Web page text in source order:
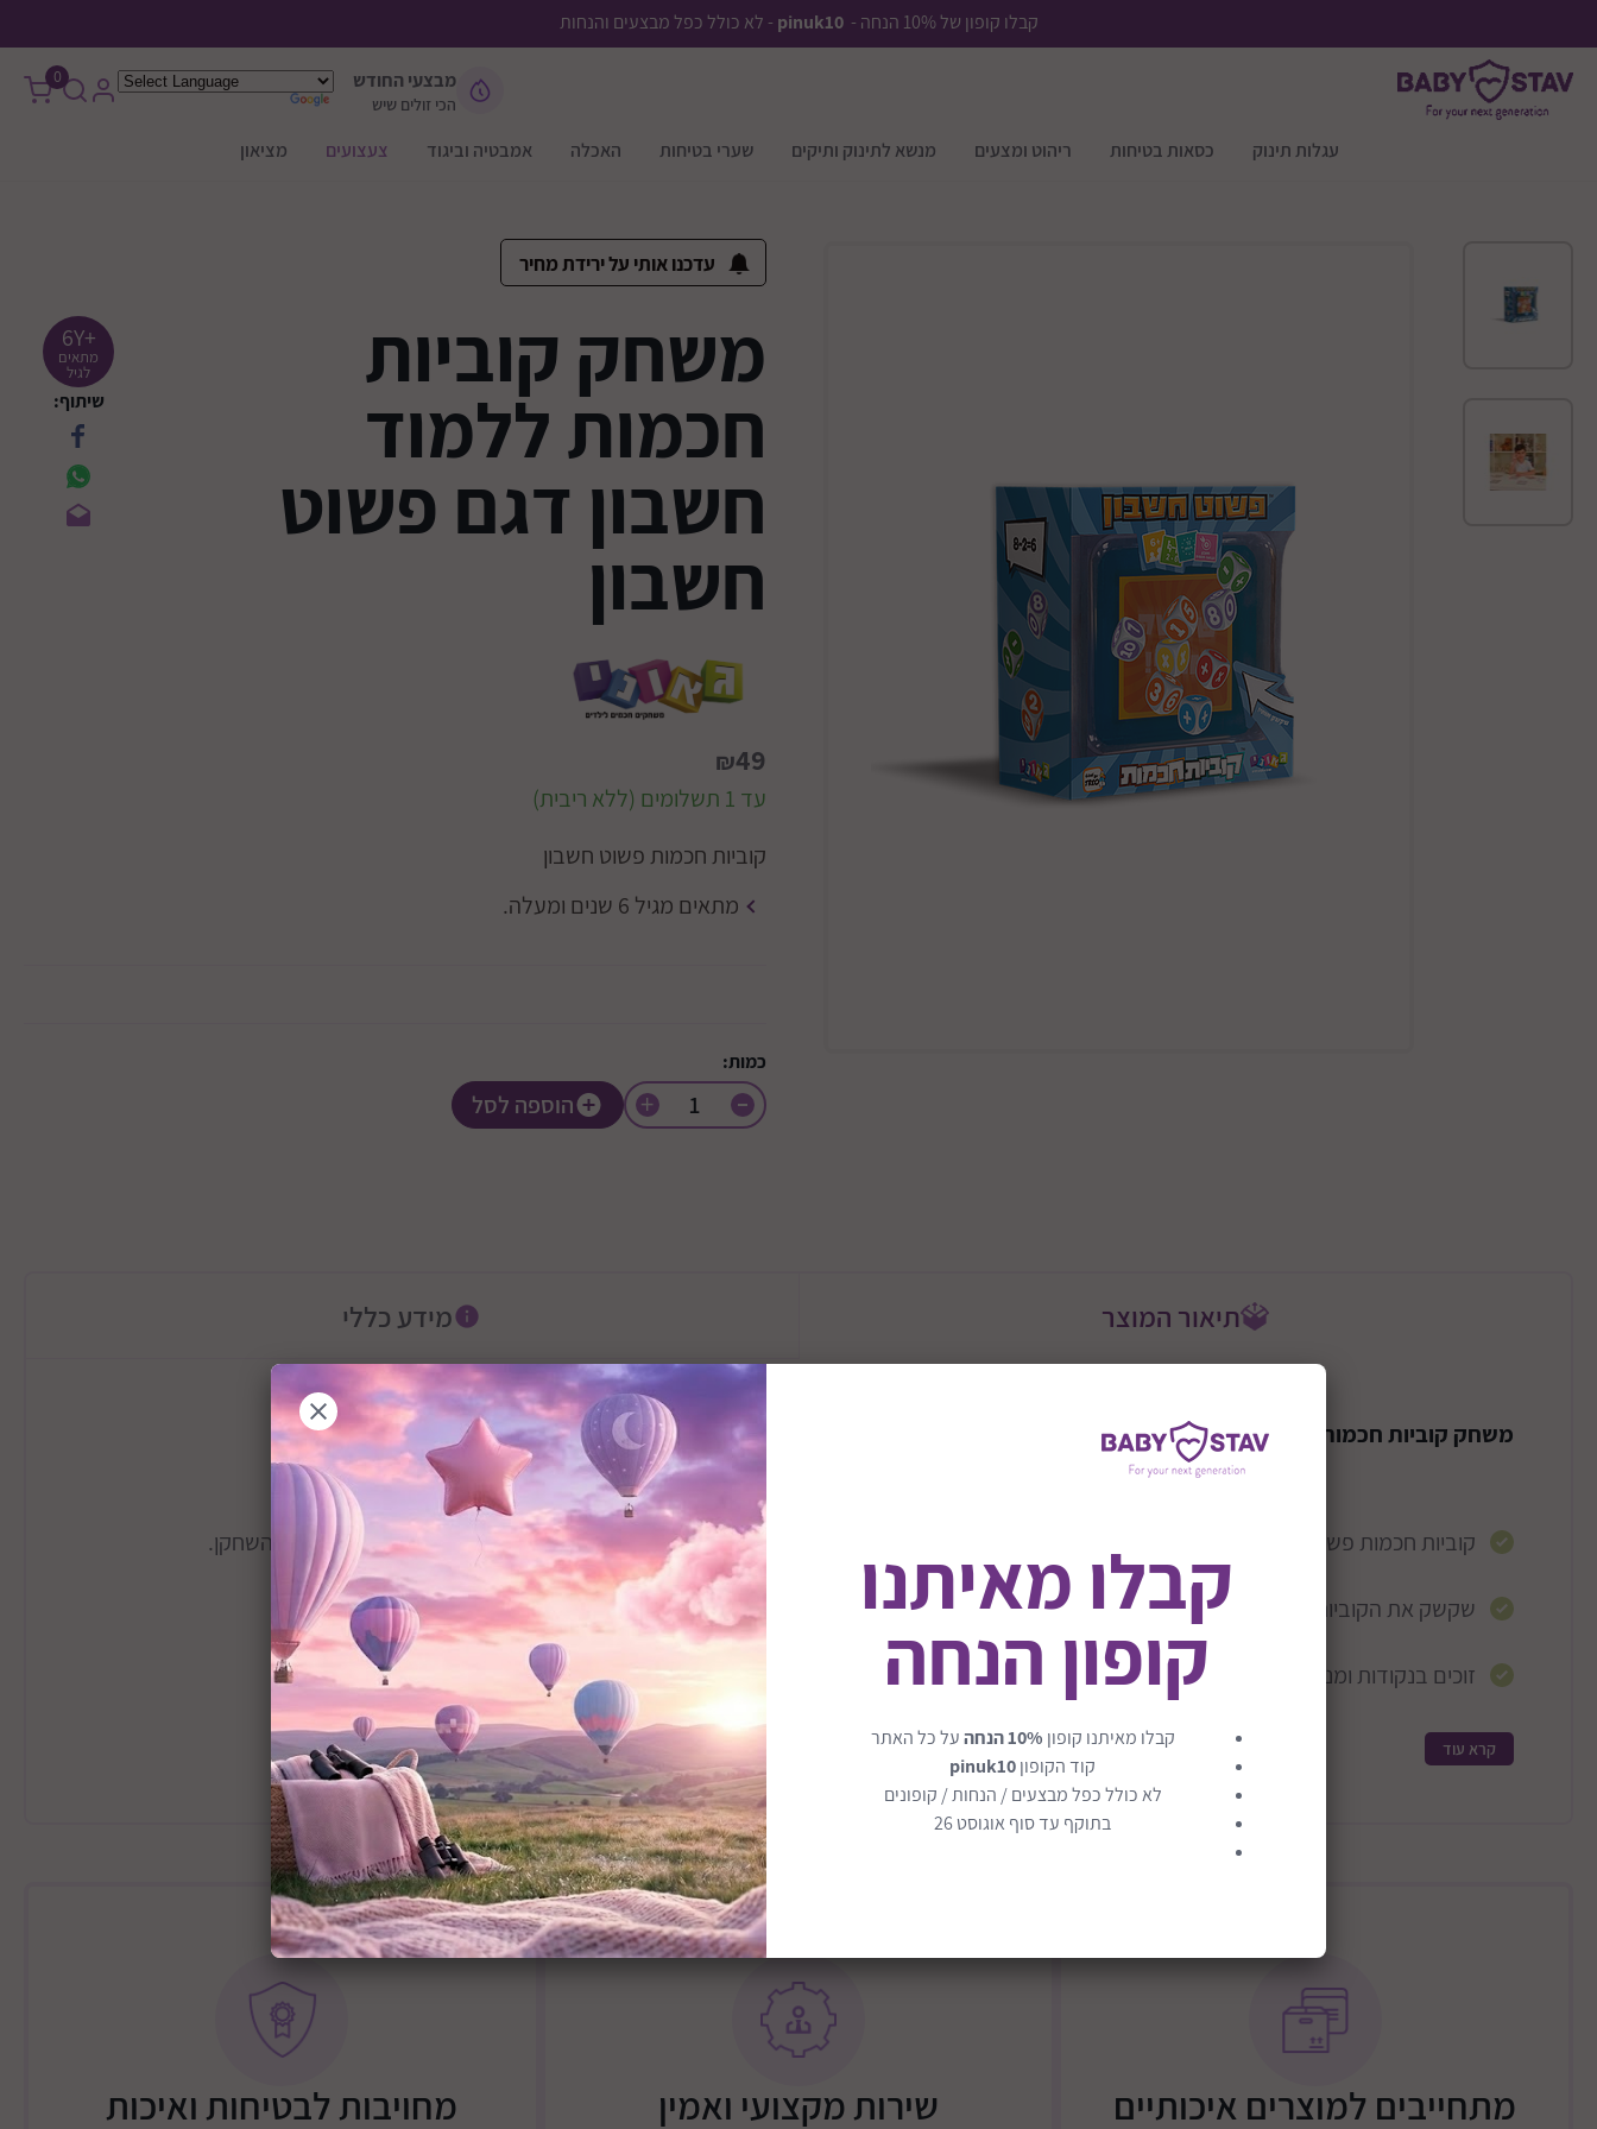
קבלו קופון של 10% הנחה - pinuk10 - לא כולל כפל מבצעים והנחות
עגלות תינוק כסאות בטיחות ריהוט ומצעים מנשא לתינוק ותיקים שערי בטיחות האכלה אמבטיה וביגוד צעצועים מציאון
מבצעי החודש
הכי זולים שיש
0
עדכנו אותי על ירידת מחיר
משחק קוביות
חכמות ללמוד
חשבון דגם פשוט
חשבון
₪49
עד 1 תשלומים (ללא ריבית)
+6Y
מתאים
לגיל
שיתוף:
קוביות חכמות פשוט חשבון
מתאים מגיל 6 שנים ומעלה.
כמות:
+ הוספה לסל
תיאור המוצר מידע כללי
משחק קוביות חכמות ללמוד חשבון דגם פשוט חשבון
קוביות חכמות פשוט חשבון. בחר באחת מרמות המשחק בהתאם למיומנויות החשבון של השחקן.
שקשק את הקוביות. הראשון שמכריז על פתרון נכון, זוכה בנקודה.
זוכים בנקודות ומנצחים במשחק. מפתח הבחנה חזותית ומיומנויות בחשבון
מתאים מגיל 6 שנים ומעלה.
קרא עוד
מתחייבים למוצרים איכותיים שירות מקצועי ואמין מחויבות לבטיחות ואיכות
קבלו מאיתנו
קופון הנחה
קבלו מאיתנו קופון 10% הנחה
על כל האתר
קוד הקופוןpinuk10
לא כולל כפל מבצעים / הנחות / קופונים
בתוקף עד סוף אוגוסט 26